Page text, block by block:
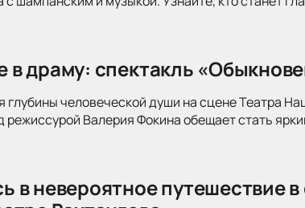
в драму: спектакль
глубины человеческой души на сцене Театра
режиссурой Валерия Фокина обещает стать
в невероятное путешествие